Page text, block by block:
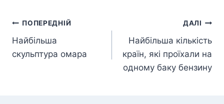
Навігація
записів
ПОПЕРЕДНІЙ
Найбільша
скульптура омара
ДАЛІ
Найбільша кількість
країн, які проїхали на
одному баку бензину